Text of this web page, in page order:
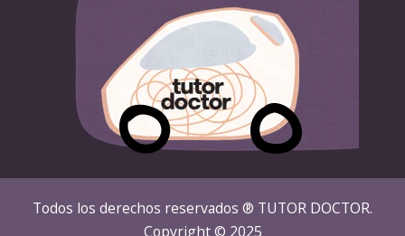
Todos los derechos reservados ® TUTOR DOCTOR.
Copyright © 2025